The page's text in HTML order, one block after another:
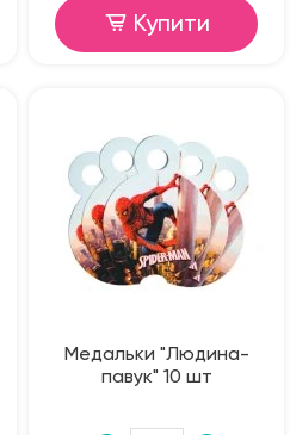
Купити
Медальки "Людина-
павук" 10 шт